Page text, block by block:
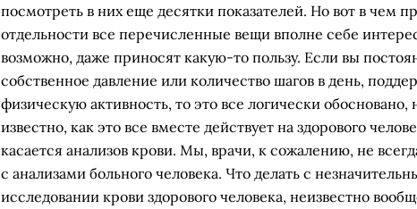
посмотреть в них еще десятки показателей. Но вот в чем
отдельности все перечисленные вещи вполне себе
возможно, даже приносят какую-то пользу. Если вы
собственное давление или количество шагов в день,
физическую активность, то это все логически обосновано,
известно, как это все вместе действует на здорового
касается анализов крови. Мы, врачи, к сожалению, не
с анализами больного человека. Что делать с
исследовании крови здорового человека, неизвестно